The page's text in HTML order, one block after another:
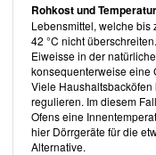
kaum schlagbar – für
Hardcover einiges
Im Februar 2018 zeigte
16 Käufern.
Außerdem imNeun Zehn
uns vorgestellt sindKick
vonParvin Razavi.
Rohkost und
Lebensmittel, welche bis
42 °C nicht
Eiweisse in der
konsequenterweise eine
Viele Haushaltsbacköfen
regulieren. Im diesem
Ofens eine
hier Dörrgeräte für die
Alternative.